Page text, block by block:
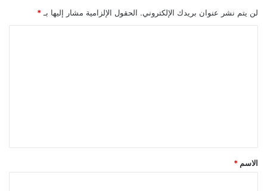
لن يتم نشر عنوان بريدك الإلكتروني. الحقول الإلزامية مشار إليها بـ *
*
الاسم *